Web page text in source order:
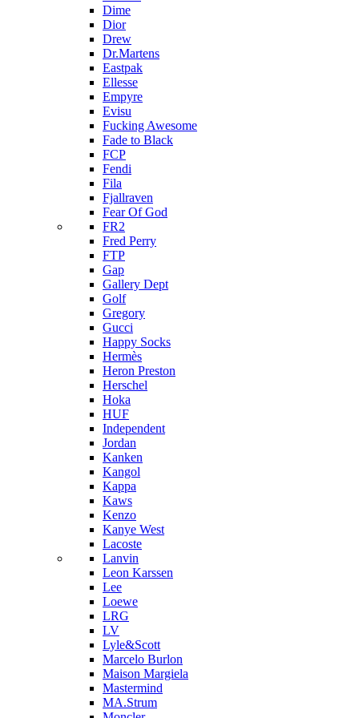
Dime
Dior
Drew
Dr.Martens
Eastpak
Ellesse
Empyre
Evisu
Fucking Awesome
Fade to Black
FCP
Fendi
Fila
Fjallraven
Fear Of God
FR2
Fred Perry
FTP
Gap
Gallery Dept
Golf
Gregory
Gucci
Happy Socks
Hermès
Heron Preston
Hersсhel
Hoka
HUF
Independent
Jordan
Kanken
Kangol
Kappa
Kaws
Kenzo
Kanye West
Lacoste
Lanvin
Leon Karssen
Lee
Loewe
LRG
LV
Lyle&Scott
Marcelo Burlon
Maison Margiela
Mastermind
MA.Strum